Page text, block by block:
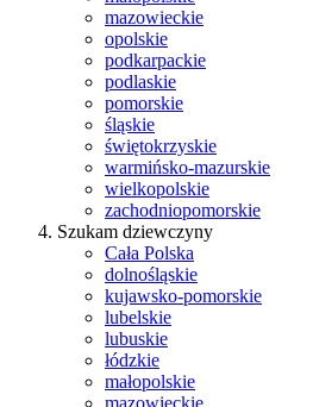
mazowieckie
opolskie
podkarpackie
podlaskie
pomorskie
śląskie
świętokrzyskie
warmińsko-mazurskie
wielkopolskie
zachodniopomorskie
Szukam dziewczyny
Cała Polska
dolnośląskie
kujawsko-pomorskie
lubelskie
lubuskie
łódzkie
małopolskie
mazowieckie